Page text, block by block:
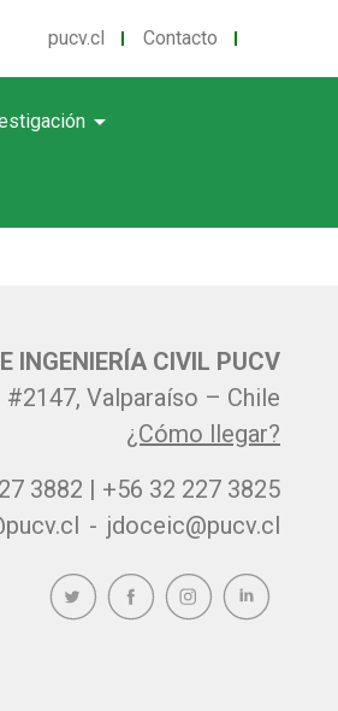
pucv.cl Contacto
arrow_drop_down
INGENIERÍA CIVIL PUCV
#2147, Valparaíso – Chile
¿Cómo llegar?
3882 | +56 32 227 3825
- jdoceic@pucv.cl